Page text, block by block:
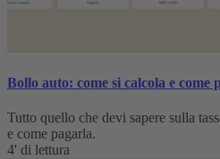
Bollo auto: come si calcola e come
Tutto quello che devi sapere sulla
e come pagarla.
4' di lettura